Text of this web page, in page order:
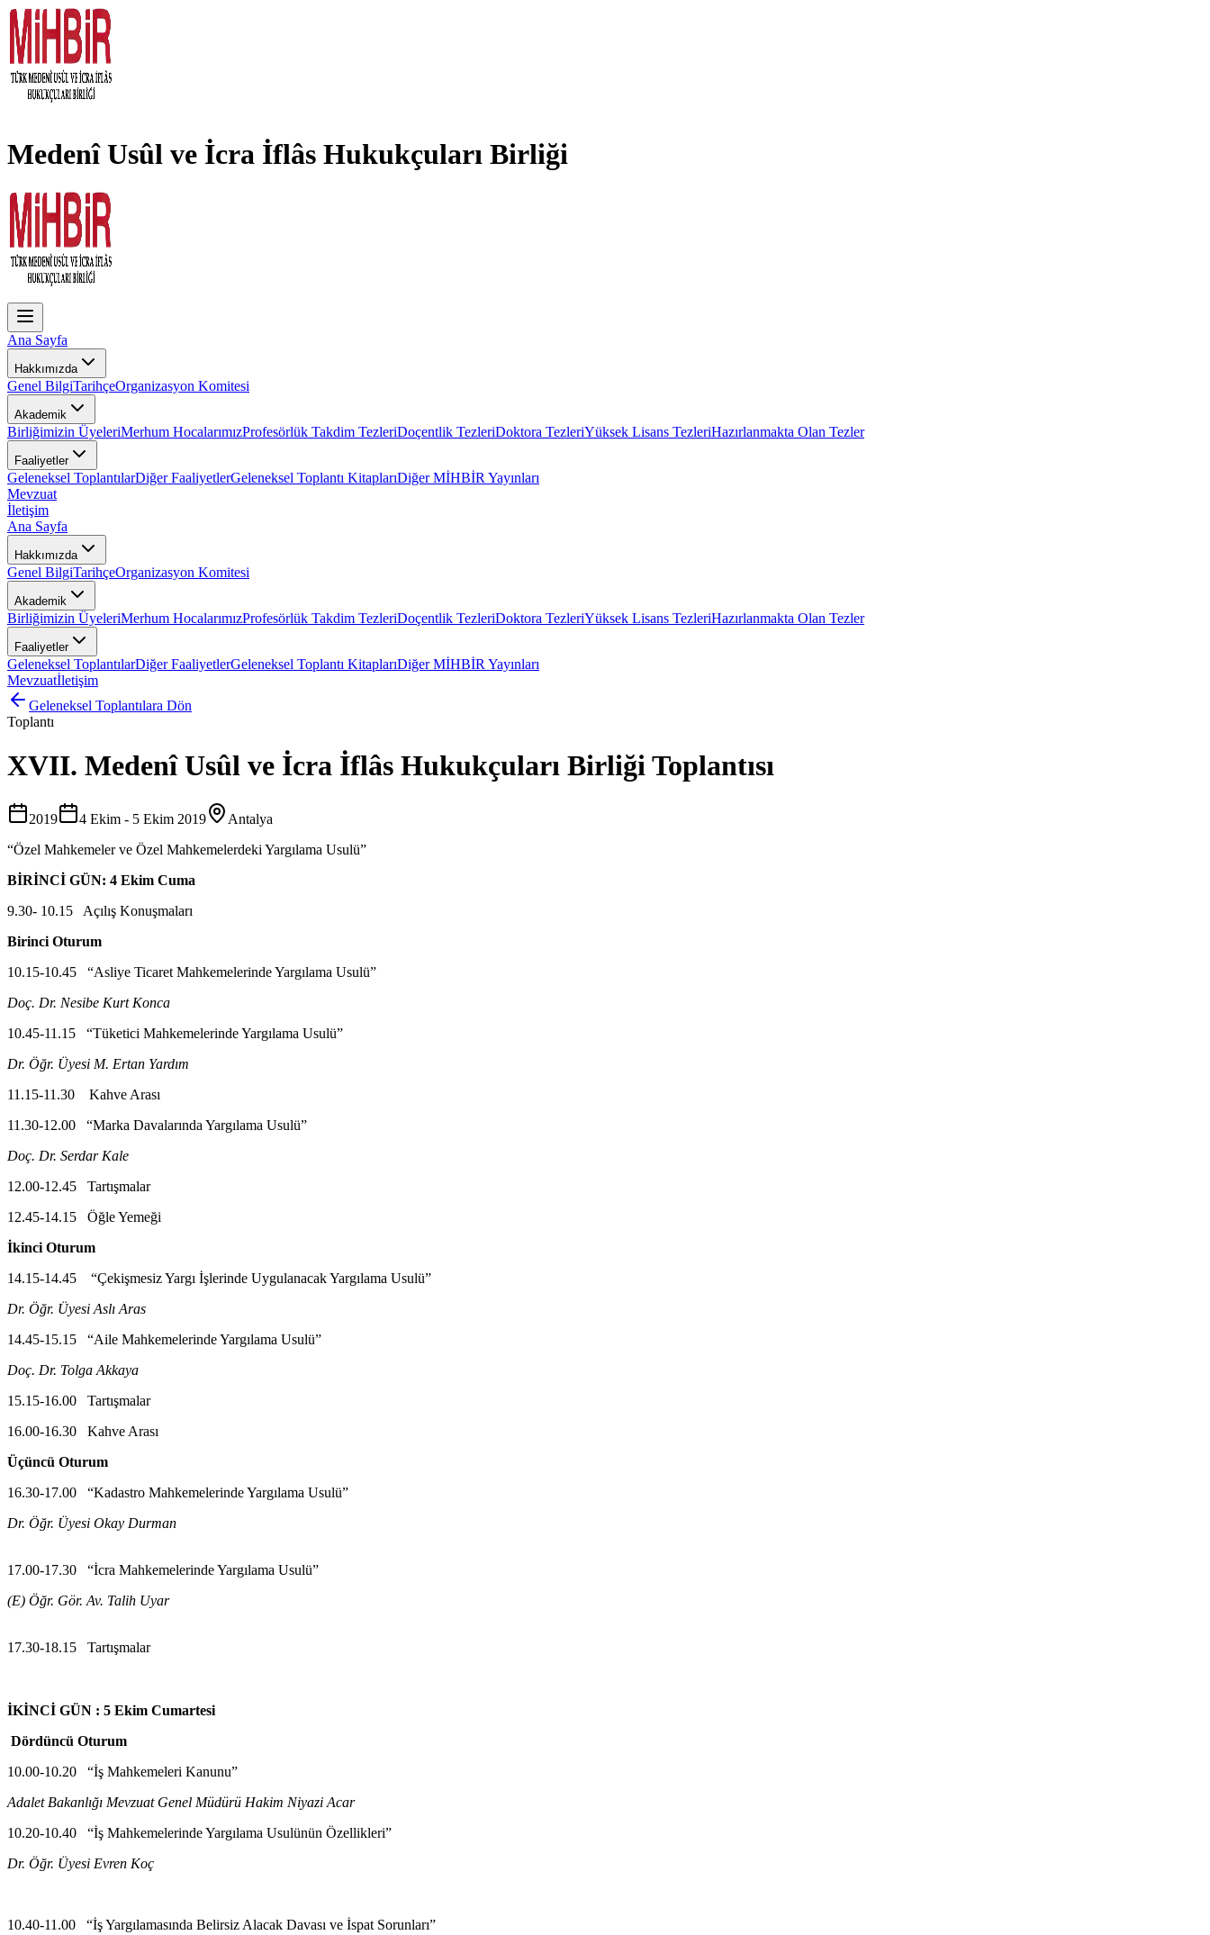
Medenî Usûl ve İcra İflâs Hukukçuları Birliği
Ana Sayfa
Hakkımızda
Genel BilgiTarihçeOrganizasyon Komitesi
Akademik
Birliğimizin ÜyeleriMerhum HocalarımızProfesörlük Takdim TezleriDoçentlik TezleriDoktora TezleriYüksek Lisans TezleriHazırlanmakta Olan Tezler
Faaliyetler
Geleneksel ToplantılarDiğer FaaliyetlerGeleneksel Toplantı KitaplarıDiğer MİHBİR Yayınları
Mevzuat
İletişim
Ana Sayfa
Hakkımızda
Genel BilgiTarihçeOrganizasyon Komitesi
Akademik
Birliğimizin ÜyeleriMerhum HocalarımızProfesörlük Takdim TezleriDoçentlik TezleriDoktora TezleriYüksek Lisans TezleriHazırlanmakta Olan Tezler
Faaliyetler
Geleneksel ToplantılarDiğer FaaliyetlerGeleneksel Toplantı KitaplarıDiğer MİHBİR Yayınları
Mevzuatİletişim
Geleneksel Toplantılara Dön
Toplantı
XVII. Medenî Usûl ve İcra İflâs Hukukçuları Birliği Toplantısı
2019 4 Ekim - 5 Ekim 2019
Antalya
“Özel Mahkemeler ve Özel Mahkemelerdeki Yargılama Usulü”
BİRİNCİ GÜN: 4 Ekim Cuma
9.30- 10.15 Açılış Konuşmaları
Birinci Oturum
10.15-10.45 “Asliye Ticaret Mahkemelerinde Yargılama Usulü”
Doç. Dr. Nesibe Kurt Konca
10.45-11.15 “Tüketici Mahkemelerinde Yargılama Usulü”
Dr. Öğr. Üyesi M. Ertan Yardım
11.15-11.30 Kahve Arası
11.30-12.00 “Marka Davalarında Yargılama Usulü”
Doç. Dr. Serdar Kale
12.00-12.45 Tartışmalar
12.45-14.15 Öğle Yemeği
İkinci Oturum
14.15-14.45 “Çekişmesiz Yargı İşlerinde Uygulanacak Yargılama Usulü”
Dr. Öğr. Üyesi Aslı Aras
14.45-15.15 “Aile Mahkemelerinde Yargılama Usulü”
Doç. Dr. Tolga Akkaya
15.15-16.00 Tartışmalar
16.00-16.30 Kahve Arası
Üçüncü Oturum
16.30-17.00 “Kadastro Mahkemelerinde Yargılama Usulü”
Dr. Öğr. Üyesi Okay Durman
17.00-17.30 “İcra Mahkemelerinde Yargılama Usulü”
(E) Öğr. Gör. Av. Talih Uyar
17.30-18.15 Tartışmalar
İKİNCİ GÜN : 5 Ekim Cumartesi
Dördüncü Oturum
10.00-10.20 “İş Mahkemeleri Kanunu”
Adalet Bakanlığı Mevzuat Genel Müdürü Hakim Niyazi Acar
10.20-10.40 “İş Mahkemelerinde Yargılama Usulünün Özellikleri”
Dr. Öğr. Üyesi Evren Koç
10.40-11.00 “İş Yargılamasında Belirsiz Alacak Davası ve İspat Sorunları”